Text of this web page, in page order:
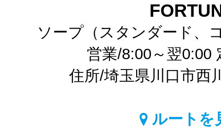
ソープ（スタンダード、
営業/8:00～翌0:00
住所/埼玉県川口市西
ルートを